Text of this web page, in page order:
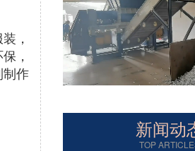
，
，
制作
新闻动
TOP